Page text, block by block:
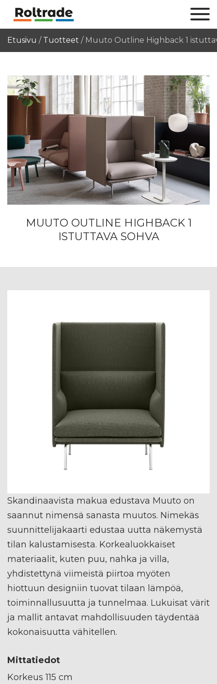
Etusivu / Tuotteet / Muuto Outline Highback 1
MUUTO OUTLINE HIGHBACK 1
ISTUTTAVA SOHVA
Skandinaavista makua edustava Muuto on
saannut nimensä sanasta muutos. Nimekäs
suunnittelijakaarti edustaa uutta näkemystä
tilan kalustamisesta. Korkealuokkaiset
materiaalit, kuten puu, nahka ja villa,
yhdistettynä viimeistä piirtoa myöten
hiottuun designiin tuovat tilaan lämpöä,
toiminnallusuutta ja tunnelmaa. Lukuisat värit
ja mallit antavat mahdollisuuden täydentää
kokonaisuutta vähitellen.
Mittatiedot
Korkeus 115 cm